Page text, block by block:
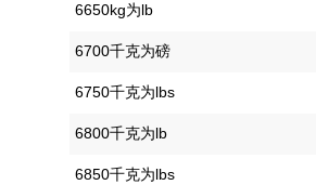
6650kg为lb
6700千克为磅
6750千克为lbs
6800千克为lb
6850千克为lbs